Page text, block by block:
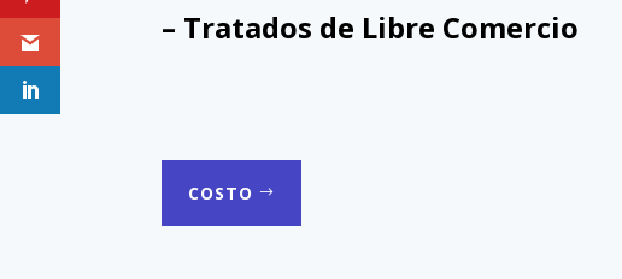
– Tratados de Libre Comercio
COSTO